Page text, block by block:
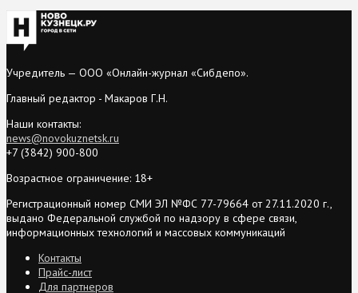
Учредитель — ООО «Онлайн-журнал «Сибдепо».
Главный редактор - Макаров Г.Н.
Наши контакты:
news@novokuznetsk.ru
+7 (3842) 900-800
Возрастное ограничение: 18+
Регистрационный номер СМИ ЭЛ №ФС 77-79664 от 27.11.2020 г.,
выдано Федеральной службой по надзору в сфере связи,
информационных технологий и массовых коммуникаций
Контакты
Прайс-лист
Для партнеров